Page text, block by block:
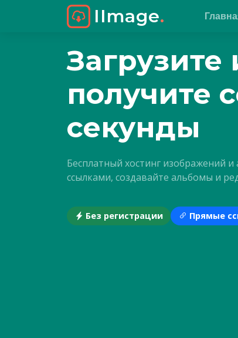
IImage.
получите
секунды
Бесплатный хостинг изображений
ссылками, создавайте альбомы и
Без регистрации Прямые